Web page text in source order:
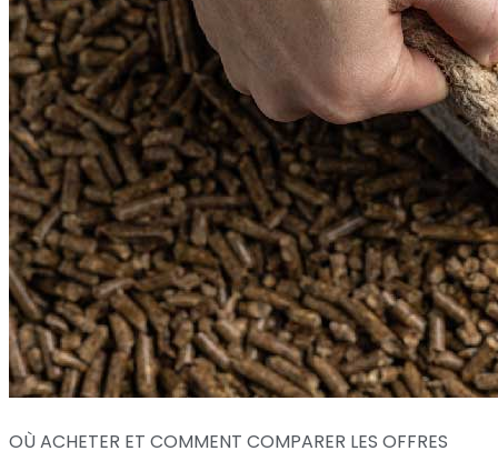
OÙ ACHETER ET COMMENT COMPARER LES OFFRES